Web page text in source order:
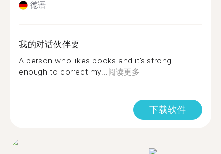
德语
我的对话伙伴要
A person who likes books and it's strong
enough to correct my...阅读更多
下载软件